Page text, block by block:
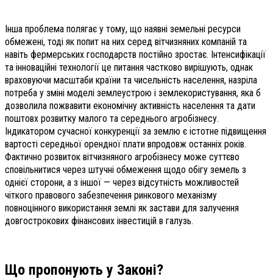
Інша проблема полягає у тому, що наявні земельні ресурси
обмежені, тоді як попит на них серед вітчизняних компаній та
навіть фермерських господарств постійно зростає. Інтенсифікації
та інноваційні технології це питання частково вирішують, однак
враховуючи масштаби країни та чисельність населення, назріла
потреба у зміні моделі землеустрою і землекористування, яка б
дозволила пожвавити економічну активність населення та дати
поштовх розвитку малого та середнього агробізнесу.
Індикатором сучасної конкуренції за землю є істотне підвищення
вартості середньої орендної плати впродовж останніх років.
Фактично розвиток вітчизняного агробізнесу може суттєво
сповільнитися через штучні обмеження щодо обігу земель з
однієї сторони, а з іншої — через відсутність можливостей
чіткого правового забезпечення ринкового механізму
повноцінного використання землі як застави для залучення
довгострокових фінансових інвестицій в галузь.
Що пропонують у Законі?